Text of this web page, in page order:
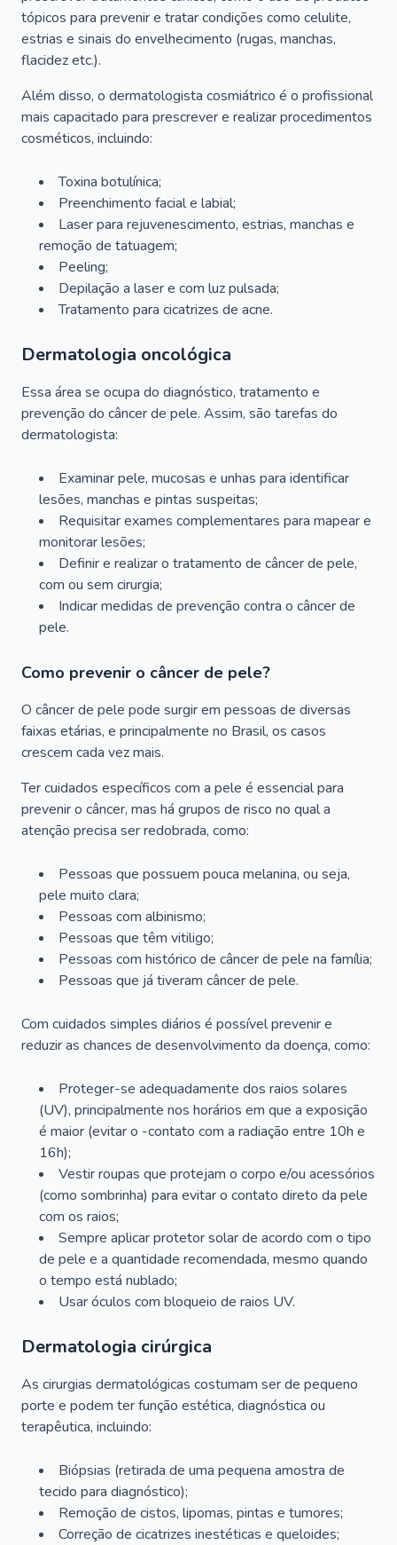
tópicos para prevenir e tratar condições como celulite,
estrias e sinais do envelhecimento (rugas, manchas,
flacidez etc.).
Além disso, o dermatologista cosmiátrico é o profissional
mais capacitado para prescrever e realizar procedimentos
cosméticos, incluindo:
Toxina botulínica;
Preenchimento facial e labial;
Laser para rejuvenescimento, estrias, manchas e
remoção de tatuagem;
Peeling;
Depilação a laser e com luz pulsada;
Tratamento para cicatrizes de acne.
Dermatologia oncológica
Essa área se ocupa do diagnóstico, tratamento e
prevenção do câncer de pele. Assim, são tarefas do
dermatologista:
Examinar pele, mucosas e unhas para identificar
lesões, manchas e pintas suspeitas;
Requisitar exames complementares para mapear e
monitorar lesões;
Definir e realizar o tratamento de câncer de pele,
com ou sem cirurgia;
Indicar medidas de prevenção contra o câncer de
pele.
Como prevenir o câncer de pele?
O câncer de pele pode surgir em pessoas de diversas
faixas etárias, e principalmente no Brasil, os casos
crescem cada vez mais.
Ter cuidados específicos com a pele é essencial para
prevenir o câncer, mas há grupos de risco no qual a
atenção precisa ser redobrada, como:
Pessoas que possuem pouca melanina, ou seja,
pele muito clara;
Pessoas com albinismo;
Pessoas que têm vitiligo;
Pessoas com histórico de câncer de pele na família;
Pessoas que já tiveram câncer de pele.
Com cuidados simples diários é possível prevenir e
reduzir as chances de desenvolvimento da doença, como:
Proteger-se adequadamente dos raios solares
(UV), principalmente nos horários em que a exposição
é maior (evitar o -contato com a radiação entre 10h e
16h);
Vestir roupas que protejam o corpo e/ou acessórios
(como sombrinha) para evitar o contato direto da pele
com os raios;
Sempre aplicar protetor solar de acordo com o tipo
de pele e a quantidade recomendada, mesmo quando
o tempo está nublado;
Usar óculos com bloqueio de raios UV.
Dermatologia cirúrgica
As cirurgias dermatológicas costumam ser de pequeno
porte e podem ter função estética, diagnóstica ou
terapêutica, incluindo:
Biópsias (retirada de uma pequena amostra de
tecido para diagnóstico);
Remoção de cistos, lipomas, pintas e tumores;
Correção de cicatrizes inestéticas e queloides;